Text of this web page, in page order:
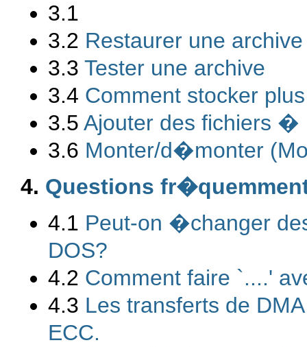
3.1
3.2 Restaurer une archive
3.3 Tester une archive
3.4 Comment stocker
3.5 Ajouter des fichiers �
3.6 Monter/d�monter
4. Questions
4.1 Peut-on �changer
DOS?
4.2 Comment faire `....'
4.3 Les transferts de
ECC.